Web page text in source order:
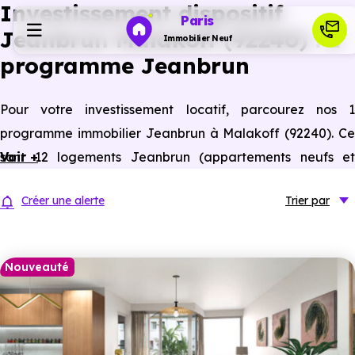
Paris
Immobilier Neuf
Investir
Ressources
Financer
Investissement dispositif
Jeanbrun Malakoff (92240) : 1
programme Jeanbrun
Pour votre investissement locatif, parcourez nos 1
programme immobilier Jeanbrun à Malakoff (92240). Ce
sont 12 logements Jeanbrun (appartements neufs et
du bailleur privé.
Voir +
Créer une alerte Trier par
Nouveauté